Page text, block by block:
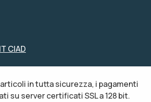
CIAD
in tutta sicurezza, i pagamenti
su server certificati SSL a 128 bit.